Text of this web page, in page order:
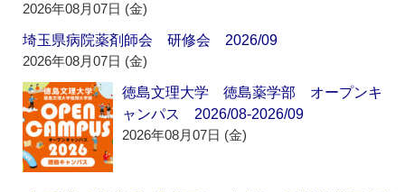
2026年08月07日 (金)
埼玉県病院薬剤師会 研修会 2026/09
2026年08月07日 (金)
徳島文理大学 徳島薬学部 オープンキ
ャンパス 2026/08-2026/09
2026年08月07日 (金)